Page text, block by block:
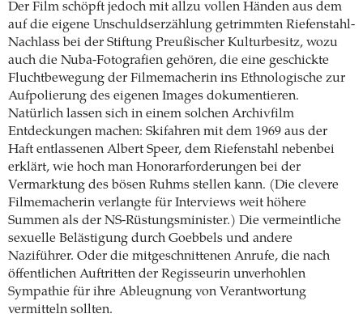
Der Film schöpft jedoch mit allzu vollen Händen aus dem
auf die eigene Unschuldserzählung getrimmten Riefenstahl-
Nachlass bei der Stiftung Preußischer Kulturbesitz, wozu
auch die Nuba-­Fotografien gehören, die eine geschickte
Fluchtbewegung der Filmemacherin ins Ethnologische zur
Aufpolierung des eigenen Images dokumentieren.
Natürlich lassen sich in einem solchen ­Archivfilm
Entdeckungen machen: Skifahren mit dem 1969 aus der
Haft entlassenen Albert Speer, dem Riefenstahl nebenbei
erklärt, wie hoch man ­Honorarforderungen bei der
Vermarktung des bösen Ruhms stellen kann. (Die clevere
Filmemacherin verlangte für Interviews weit höhere
Summen als der NS-Rüstungsminister.) Die vermeintliche
sexuelle Belästigung durch Goebbels und andere
Naziführer. Oder die mitgeschnitte­nen Anrufe, die nach
öffentlichen Auftritten der Regisseurin unverhohlen
Sympathie für ihre Ableugnung von Verantwortung
vermitteln sollten.